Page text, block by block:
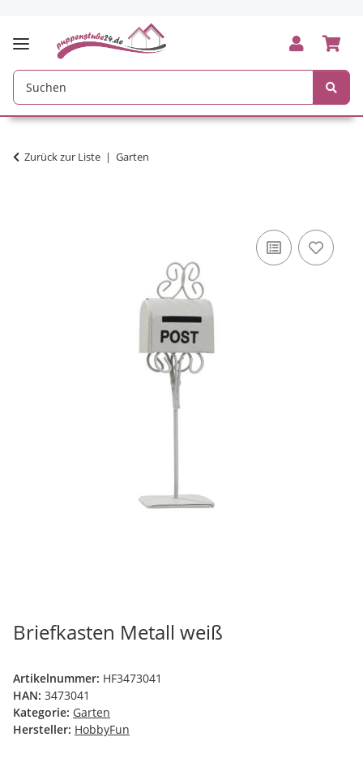
Zurück zur Liste Garten
Briefkasten Metall weiß
Artikelnummer: HF3473041
HAN: 3473041
Kategorie: Garten
Hersteller: HobbyFun